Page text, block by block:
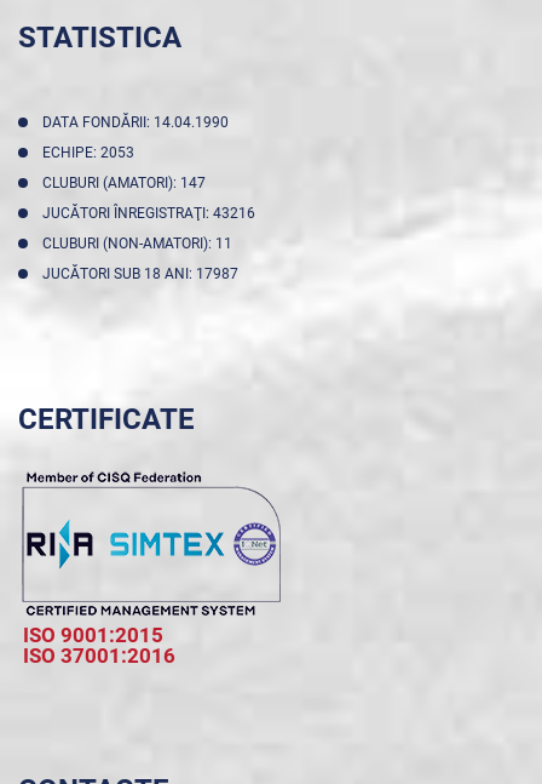
STATISTICA
DATA FONDĂRII: 14.04.1990
ECHIPE: 2053
CLUBURI (AMATORI): 147
JUCĂTORI ÎNREGISTRAŢI: 43216
CLUBURI (NON-AMATORI): 11
JUCĂTORI SUB 18 ANI: 17987
CERTIFICATE
ISO 9001:2015
ISO 37001:2016